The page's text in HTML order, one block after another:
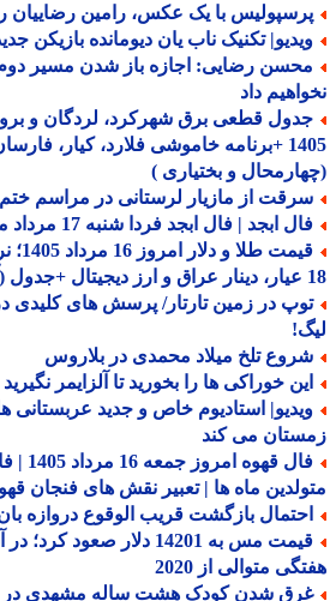
با یک عکس، رامین رضاییان را
تکنیک ناب یان دیومانده بازیکن جدید
رضایی: اجازه باز شدن مسیر دوم در
داد
1405 +برنامه خاموشی فلارد، کیار،
و بختیاری )
از مازیار لرستانی در مراسم ختم
ابجد | فال ابجد فردا شنبه 17 مرداد ماه 1405
قیمت طلا و
در زمین تارتار/ پرسش های کلیدی
تلخ میلاد محمدی در بلاروس
خوراکی ها را بخورید تا آلزایمر نگیرید
استادیوم خاص و جدید عربستانی ها؛
می کند
فال قهوه امروز
ماه ها | تعبیر نقش های فنجان قهوه
بازگشت قریب الوقوع دروازه بان
قیمت مس به 14201 دلار صعود
متوالی از 2020